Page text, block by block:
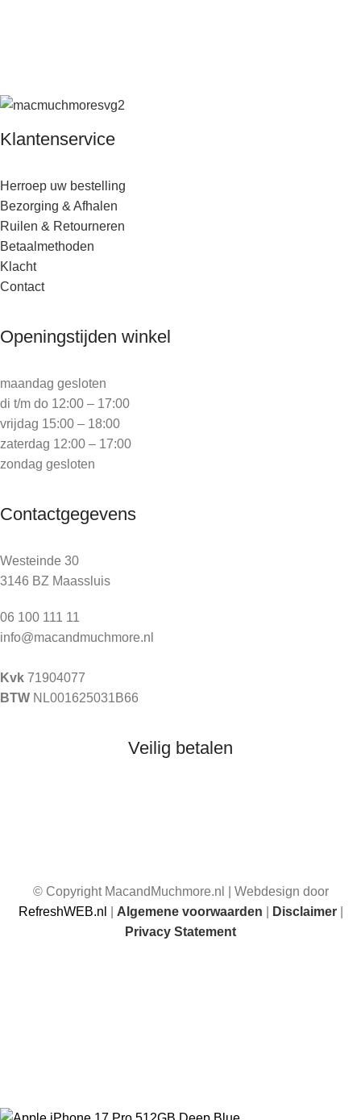
Klantenservice
Herroep uw bestelling
Bezorging & Afhalen
Ruilen & Retourneren
Betaalmethoden
Klacht
Contact
Openingstijden winkel
maandag gesloten
di t/m do 12:00 – 17:00
vrijdag 15:00 – 18:00
zaterdag 12:00 – 17:00
zondag gesloten
Contactgegevens
Westeinde 30
3146 BZ Maassluis
06 100 111 11
info@macandmuchmore.nl
Kvk 71904077
BTW NL001625031B66
Veilig betalen
© Copyright MacandMuchmore.nl | Webdesign door
RefreshWEB.nl
Algemene voorwaarden Disclaimer|
Privacy Statement